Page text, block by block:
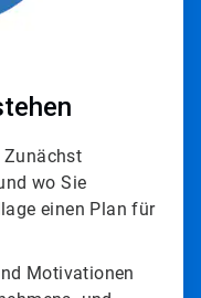
Zunächst
wo Sie
einen Plan für
Motivationen